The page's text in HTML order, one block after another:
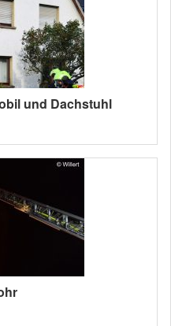
und Dachstuhl